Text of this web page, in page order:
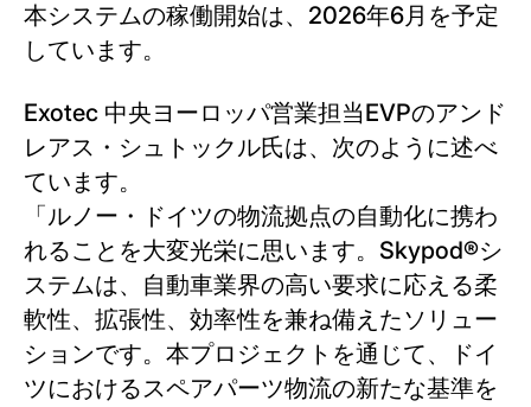
本システムの稼働開始は、2026年6月を予定
しています。
Exotec 中央ヨーロッパ営業担当EVPのアンド
レアス・シュトックル氏は、次のように述べ
ています。
「ルノー・ドイツの物流拠点の自動化に携わ
れることを大変光栄に思います。Skypod®シ
ステムは、自動車業界の高い要求に応える柔
軟性、拡張性、効率性を兼ね備えたソリュー
ションです。本プロジェクトを通じて、ドイ
ツにおけるスペアパーツ物流の新たな基準を